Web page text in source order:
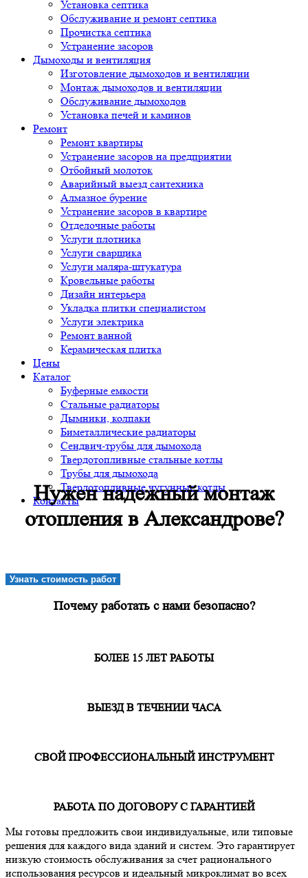
Установка септика
Обслуживание и ремонт септика
Прочистка септика
Устранение засоров
Дымоходы и вентиляция
Изготовление дымоходов и вентиляции
Монтаж дымоходов и вентиляции
Обслуживание дымоходов
Установка печей и каминов
Ремонт
Ремонт квартиры
Устранение засоров на предприятии
Отбойный молоток
Аварийный выезд сантехника
Алмазное бурение
Устранение засоров в квартире
Отделочные работы
Услуги плотника
Услуги сварщика
Услуги маляра-штукатура
Кровельные работы
Дизайн интерьера
Укладка плитки специалистом
Услуги электрика
Ремонт ванной
Керамическая плитка
Цены
Каталог
Буферные емкости
Стальные радиаторы
Дымники, колпаки
Биметаллические радиаторы
Сендвич-трубы для дымохода
Твердотопливные стальные котлы
Трубы для дымохода
Твердотопливные чугунные котлы
Контакты
Нужен надежный монтаж
отопления в Александрове?
Узнать стоимость работ
Почему работать с нами безопасно?
БОЛЕЕ 15 ЛЕТ РАБОТЫ
ВЫЕЗД В ТЕЧЕНИИ ЧАСА
СВОЙ ПРОФЕССИОНАЛЬНЫЙ ИНСТРУМЕНТ
РАБОТА ПО ДОГОВОРУ С ГАРАНТИЕЙ
Мы готовы предложить свои индивидуальные, или типовые
решения для каждого вида зданий и систем. Это гарантирует
низкую стоимость обслуживания за счет рационального
использования ресурсов и идеальный микроклимат во всех